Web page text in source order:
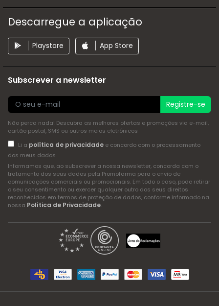
Descarregue a aplicação
Playstore App Store
Subscrever a newsletter
Registre-se
Não perca nada! Descubra as melhores ofertas e promoções via e-mail,
cartão postal, SMS ou outros meios eletrónicos
Li a política de privacidadee concordo com o processamento
dos meus dados
Informamos que, ao subscrever a nossa newsletter, concorda com o
tratamento dos seus dados pela Promofarma para o envio de
comunicações comerciais ou promocionais. Em todo o caso, pode retirar
o seu consentimento ou exercer qualquer outro dos seus direitos
reconhecidos em termos de proteção de dados, conforme informado na
nossa Política de Privacidade.